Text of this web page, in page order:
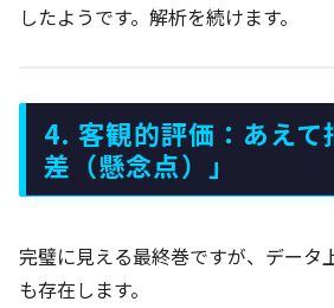
したようです。解析を続けます。
4. 客観的評価：あえて
差（懸念点）」
完璧に見える最終巻ですが、データ
も存在します。